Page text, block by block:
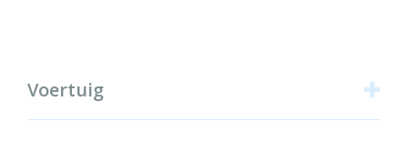
Producten
Voertuig